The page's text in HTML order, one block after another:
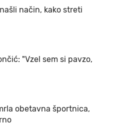
način, kako streti
"Vzel sem si pavzo,
obetavna športnica,